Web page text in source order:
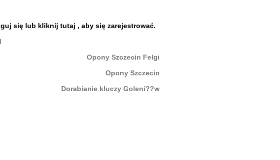
się lub kliknij tutaj , aby się zarejestrować.
Opony Szczecin Felgi
Opony Szczecin
Dorabianie kluczy Goleni??w